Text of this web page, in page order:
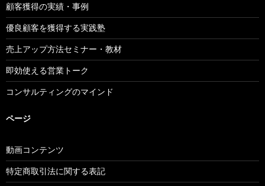
顧客獲得の実績・事例
優良顧客を獲得する実践塾
売上アップ方法セミナー・教材
即効使える営業トーク
コンサルティングのマインド
ページ
動画コンテンツ
特定商取引法に関する表記